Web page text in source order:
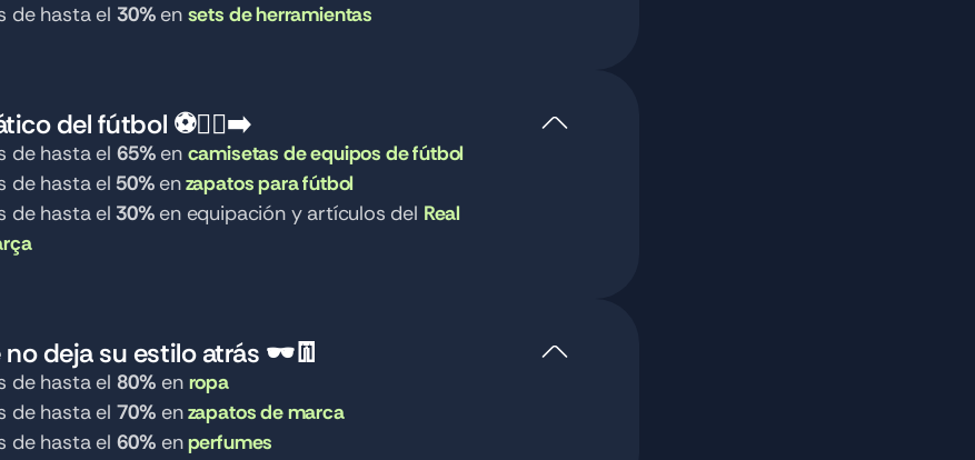
de hasta el 30% en sets de herramientas
del fútbol ⚽🏃‍♀️‍➡️
de hasta el 65% en camisetas de equipos de fútbol
de hasta el 50% enzapatos para fútbol
de hasta el 30% en equipación y artículos del Real
no deja su estilo atrás 🕶️👖
de hasta el 80% en ropa
de hasta el 70% enzapatos de marca
de hasta el 60% enperfumes